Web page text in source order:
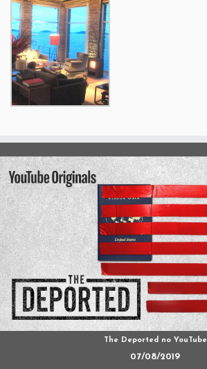
The Deported no YouTube
07/08/2019